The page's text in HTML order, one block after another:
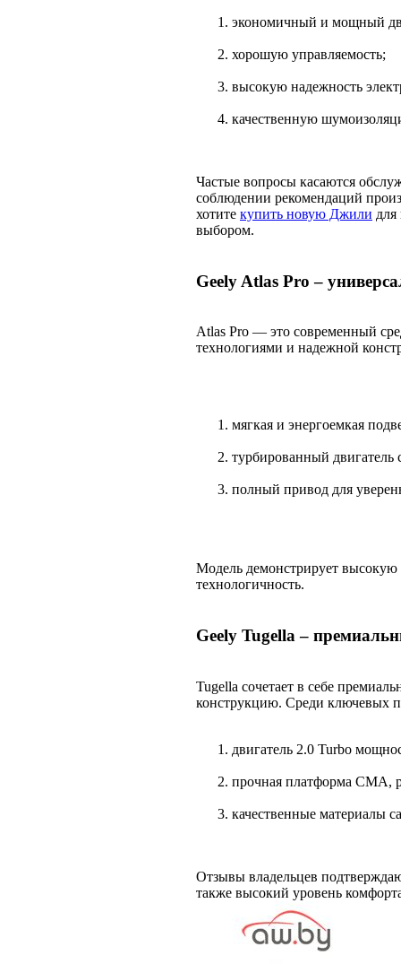
экономичный и мощный
хорошую управляемость;
высокую надежность
качественную
Частые вопросы касаются
соблюдении рекомендаций
хотите купить новую Джили для
выбором.
Geely Atlas Pro –
Atlas Pro — это современный
технологиями и надежной
мягкая и энергоемкая
турбированный двигатель
полный привод для
Модель демонстрирует высокую
технологичность.
Geely Tugella –
Tugella сочетает в себе
конструкцию. Среди ключевых
двигатель 2.0 Turbo
прочная платформа CMA,
качественные материалы
Отзывы владельцев
также высокий уровень